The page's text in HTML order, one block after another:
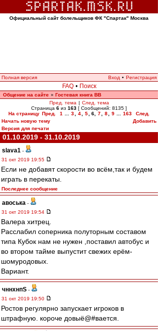
Официальный сайт болельщиков ФК "Спартак" Москва
Полная версия Вход • Регистрация
FAQ • Поиск
Общение на сайте » Гостевая книга ВВ
Пред. тема | След. тема
Страница 6 из 163 [ Сообщений: 8135 ]
На страницу Пред. 1 3 4 5 6 7 8 9 163
След.
Начать новую тему
Добавить
Версия для печати
01.10.2019 - 31.10.2019
slava1 -
31 окт 2019 19:55
Если не добавят скорости во всём,так и будем
играть в перекаты.
Последнее сообщение
авоська -
31 окт 2019 19:54
Валера хитрец.
Расслабил соперника полуторным составом
типа Кубок нам не нужен ,поставил автобус и
во втором тайме выпустит свежих ерём-
шомуродовых.
Вариант.
чннхнпS -
31 окт 2019 19:50
Ростов регулярно запускает игроков в
штрафную. короче довыё@#вается.